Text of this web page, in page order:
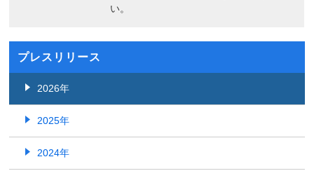
い。
プレスリリース
2026年
2025年
2024年